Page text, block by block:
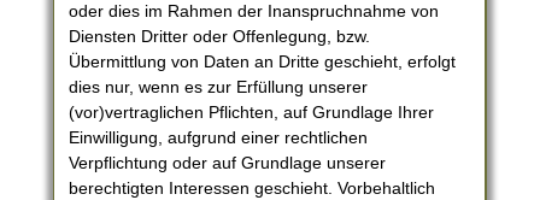
oder dies im Rahmen der Inanspruchnahme von
Diensten Dritter oder Offenlegung, bzw.
Übermittlung von Daten an Dritte geschieht, erfolgt
dies nur, wenn es zur Erfüllung unserer
(vor)vertraglichen Pflichten, auf Grundlage Ihrer
Einwilligung, aufgrund einer rechtlichen
Verpflichtung oder auf Grundlage unserer
berechtigten Interessen geschieht. Vorbehaltlich